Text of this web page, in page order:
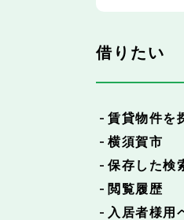
借りたい
賃貸物件を
横須賀市
保存した検
閲覧履歴
入居者様用